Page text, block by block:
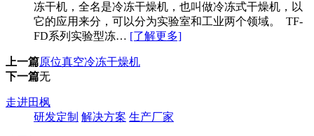
冻干机，全名是冷冻干燥机，也叫做冷冻式干燥机，以
它的应用来分，可以分为实验室和工业两个领域。 TF-
FD系列实验型冻… [了解更多]
上一篇原位真空冷冻干燥机
下一篇无
走进田枫
研发定制 解决方案 生产厂家